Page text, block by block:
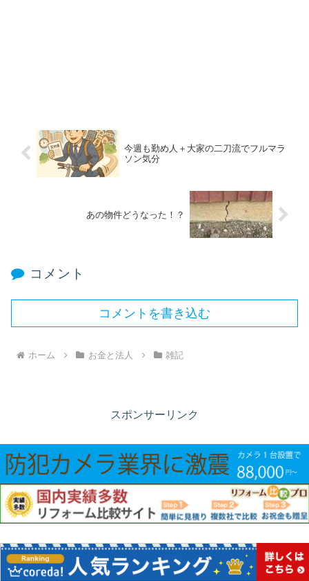
今週も勤め人＋大家の二刀流でフルマラ
ソン気分
あの物件どうなった！？
コメント
コメントを書き込む
ホーム お金と法人 雑記
スポンサーリンク